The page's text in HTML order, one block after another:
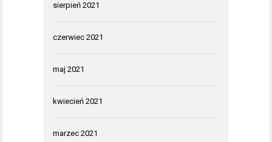
sierpień 2021
czerwiec 2021
maj 2021
kwiecień 2021
marzec 2021